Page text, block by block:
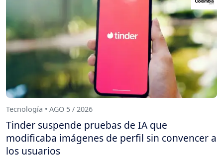
Tecnología • AGO 5 / 2026
Tinder suspende pruebas de IA que
modificaba imágenes de perfil sin convencer a
los usuarios